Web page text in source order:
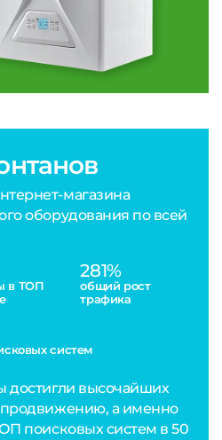
магазина
оборудования по всей
в ТОП
281%
общий рост
трафика
систем
достигли высочайших
продвижению, а именно
поисковых систем в 50